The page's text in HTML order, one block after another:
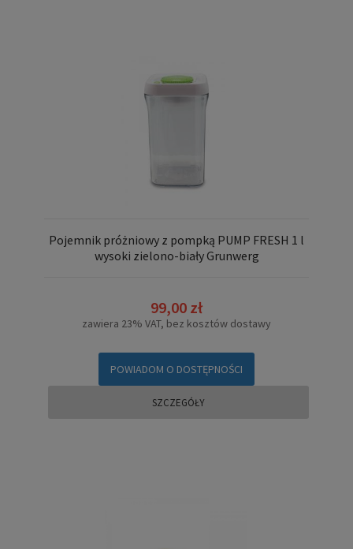
Pojemnik próżniowy z pompką PUMP FRESH 1 l
wysoki zielono-biały Grunwerg
99,00 zł
zawiera 23% VAT, bez kosztów dostawy
POWIADOM O DOSTĘPNOŚCI
SZCZEGÓŁY